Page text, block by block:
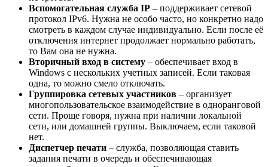
Вспомогательная служба IP – поддерживает сетевой
протокол IPv6. Нужна не особо часто, но конкретно надо
смотреть в каждом случае индивидуально. Если после её
отключения интернет продолжает нормально работать,
то Вам она не нужна.
Вторичный вход в систему – обеспечивает вход в
Windows с нескольких учетных записей. Если таковая
одна, то можно смело отключать.
Группировка сетевых участников – организует
многопользовательское взаимодействие в одноранговой
сети. Проще говоря, нужна при наличии локальной
сети, или домашней группы. Выключаем, если таковой
нет.
Диспетчер печати – служба, позволяющая ставить
задания печати в очередь и обеспечивающая